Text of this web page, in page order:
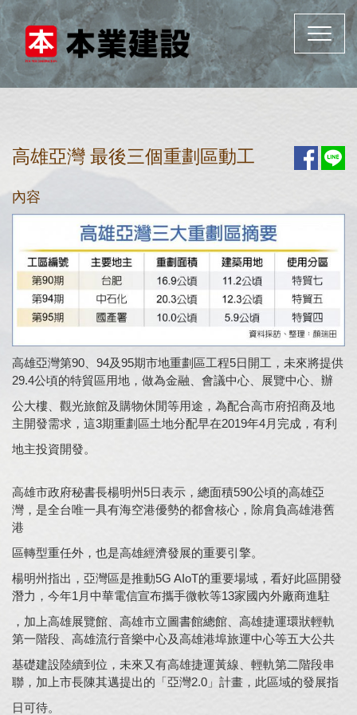
Toggle
高雄亞灣 最後三個重劃區動工
內容
高雄亞灣第90、94及95期市地重劃區工程5日開工，未來將提供
29.4公頃的特貿區用地，做為金融、會議中心、展覽中心、辦
公大樓、觀光旅館及購物休閒等用途，為配合高市府招商及地
主開發需求，這3期重劃區土地分配早在2019年4月完成，有利
地主投資開發。
高雄市政府秘書長楊明州5日表示，總面積590公頃的高雄亞
灣，是全台唯一具有海空港優勢的都會核心，除肩負高雄港舊
港
區轉型重任外，也是高雄經濟發展的重要引擎。
楊明州指出，亞灣區是推動5G AIoT的重要場域，看好此區開發
潛力，今年1月中華電信宣布攜手微軟等13家國內外廠商進駐
，加上高雄展覽館、高雄市立圖書館總館、高雄捷運環狀輕軌
第一階段、高雄流行音樂中心及高雄港埠旅運中心等五大公共
基礎建設陸續到位，未來又有高雄捷運黃線、輕軌第二階段串
聯，加上市長陳其邁提出的「亞灣2.0」計畫，此區域的發展指
日可待。